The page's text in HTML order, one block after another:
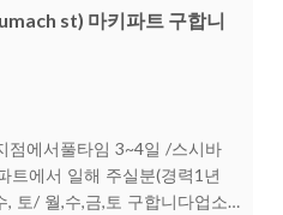
st) 마키파트 구합니
점에서풀타임 3~4일 /스시바
트에서 일해 주실분(경력1년
토/ 월,수,금,토 구합니다업소